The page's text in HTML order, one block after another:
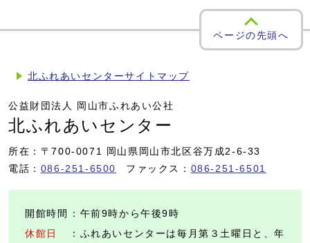
ページの先頭へ
北ふれあいセンターサイトマップ
公益財団法人 岡山市ふれあい公社
北ふれあいセンター
所在：〒700-0071 岡山県岡山市北区谷万成2-6-33
電話： 086-251-6500 ファックス： 086-251-6501
開館時間
：午前9時から午後9時
休館日
：ふれあいセンターは毎月第３土曜日と、年